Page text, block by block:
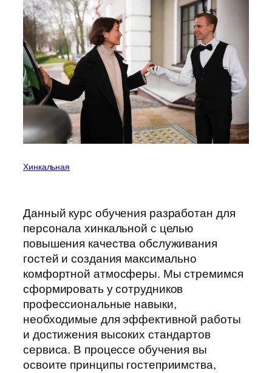
Хинкальная
Данный курс обучения разработан для
персонала хинкальной с целью
повышения качества обслуживания
гостей и создания максимально
комфортной атмосферы. Мы стремимся
сформировать у сотрудников
профессиональные навыки,
необходимые для эффективной работы
и достижения высоких стандартов
сервиса. В процессе обучения вы
освоите принципы гостеприимства,